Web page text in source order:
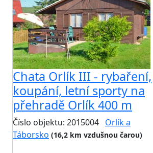
Chata Orlík III - rybaření,
koupání, letní sporty na
přehradě Orlík 400 m
Číslo objektu: 2015004 Orlík a
Táborsko (16,2 km vzdušnou čarou)